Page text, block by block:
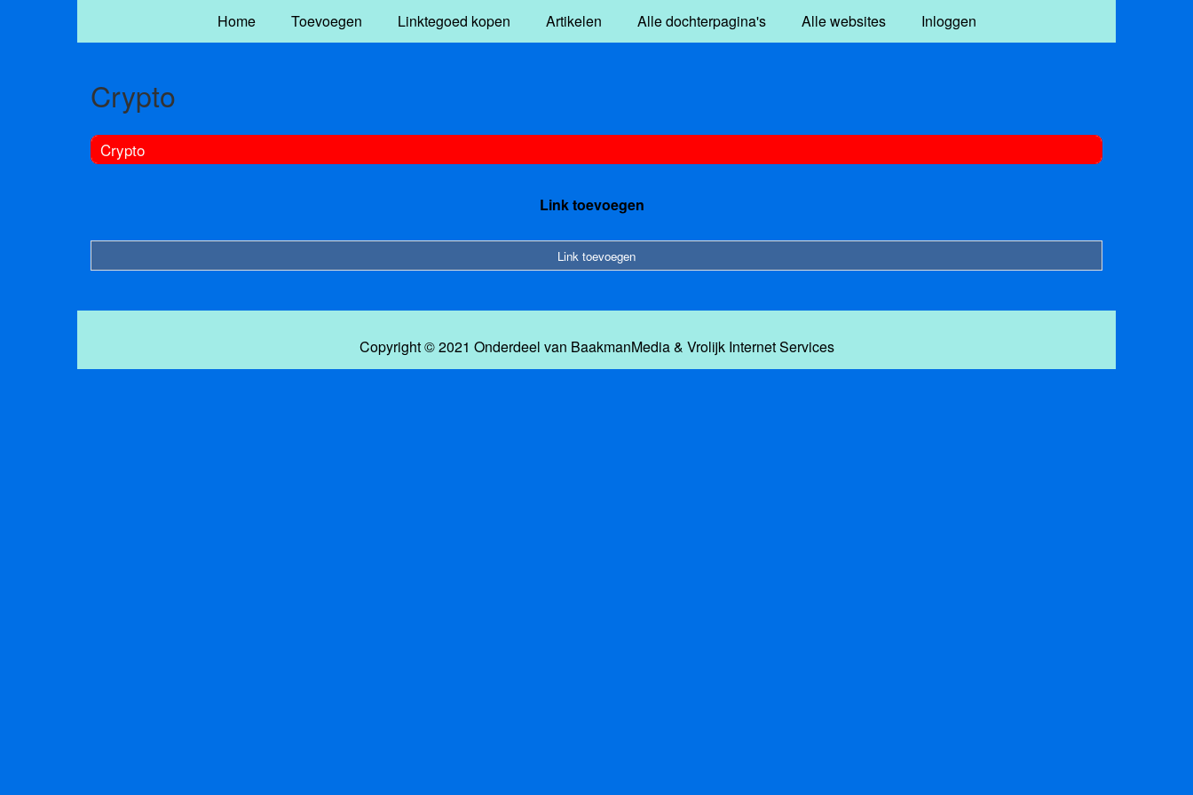
Home Toevoegen Linktegoed kopen Artikelen Alle dochterpagina's Alle websites Inloggen
Crypto
Crypto
Link toevoegen
Link toevoegen
Copyright © 2021 Onderdeel van BaakmanMedia& Vrolijk Internet Services